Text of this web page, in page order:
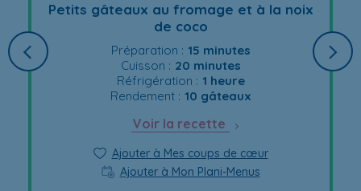
Petits gâteaux au fromage et à la noix
de coco
Préparation : 15 minutes
Cuisson : 20 minutes
Réfrigération : 1 heure
Rendement : 10 gâteaux
Voir la recette
Ajouter à Mes coups de cœur
Ajouter à Mon Plani-Menus